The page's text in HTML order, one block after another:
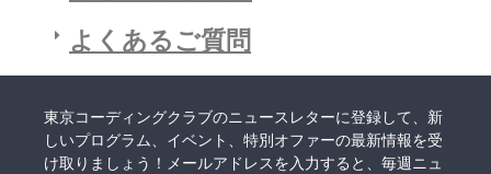
よくあるご質問
東京コーディングクラブのニュースレターに登録して、新
しいプログラム、イベント、特別オファーの最新情報を受
け取りましょう！メールアドレスを入力すると、毎週ニュ